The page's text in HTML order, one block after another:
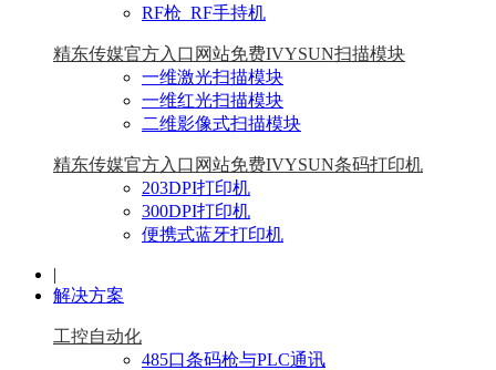
RF枪_RF手持机
精东传媒官方入口网站免费IVYSUN扫描模块
一维激光扫描模块
一维红光扫描模块
二维影像式扫描模块
精东传媒官方入口网站免费IVYSUN条码打印机
203DPI打印机
300DPI打印机
便携式蓝牙打印机
|
解决方案
工控自动化
485口条码枪与PLC通讯